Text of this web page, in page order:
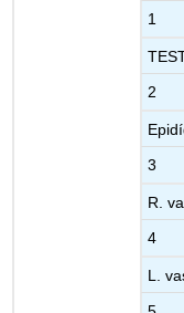
1
2
3
R.
4
L.